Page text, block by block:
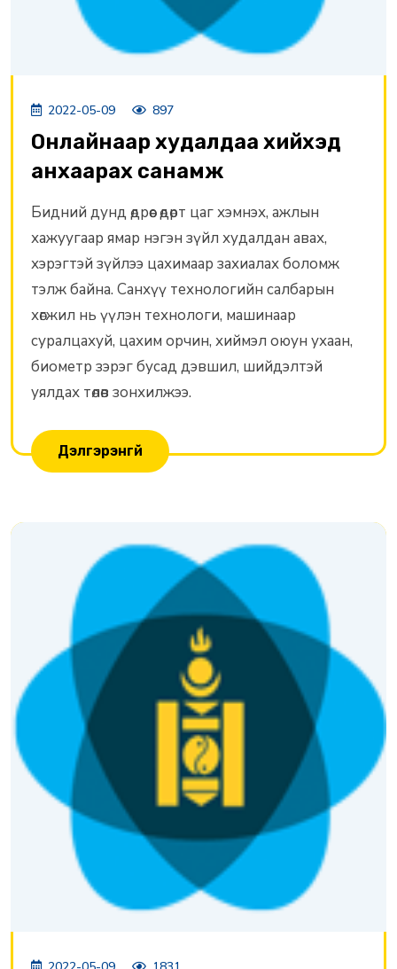
2022-05-09 897
Онлайнаар худалдаа хийхэд
анхаарах санамж
Бидний дунд өдрөөс өдөрт цаг хэмнэх, ажлын
хажуугаар ямар нэгэн зүйл худалдан авах,
хэрэгтэй зүйлээ цахимаар захиалах боломж
тэлж байна. Санхүү технологийн салбарын
хөгжил нь үүлэн технологи, машинаар
суралцахуй, цахим орчин, хиймэл оюун ухаан,
биометр зэрэг бусад дэвшил, шийдэлтэй
уялдах төлөв зонхилжээ.
Дэлгэрэнгүй